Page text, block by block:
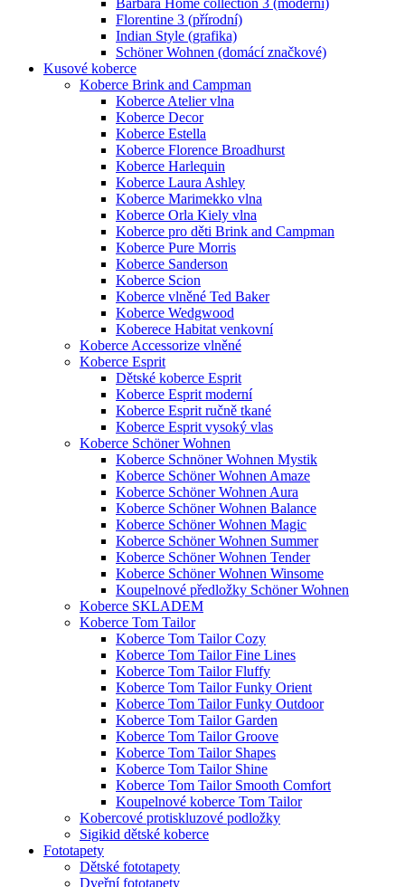
Florentine 3 (přírodní)
Indian Style (grafika)
Schöner Wohnen (domácí značkové)
Kusové koberce
Koberce Brink and Campman
Koberce Atelier vlna
Koberce Decor
Koberce Estella
Koberce Florence Broadhurst
Koberce Harlequin
Koberce Laura Ashley
Koberce Marimekko vlna
Koberce Orla Kiely vlna
Koberce pro děti Brink and Campman
Koberce Pure Morris
Koberce Sanderson
Koberce Scion
Koberce vlněné Ted Baker
Koberce Wedgwood
Koberece Habitat venkovní
Koberce Accessorize vlněné
Koberce Esprit
Dětské koberce Esprit
Koberce Esprit moderní
Koberce Esprit ručně tkané
Koberce Esprit vysoký vlas
Koberce Schöner Wohnen
Koberce Schnöner Wohnen Mystik
Koberce Schöner Wohnen Amaze
Koberce Schöner Wohnen Aura
Koberce Schöner Wohnen Balance
Koberce Schöner Wohnen Magic
Koberce Schöner Wohnen Summer
Koberce Schöner Wohnen Tender
Koberce Schöner Wohnen Winsome
Koupelnové předložky Schöner Wohnen
Koberce SKLADEM
Koberce Tom Tailor
Koberce Tom Tailor Cozy
Koberce Tom Tailor Fine Lines
Koberce Tom Tailor Fluffy
Koberce Tom Tailor Funky Orient
Koberce Tom Tailor Funky Outdoor
Koberce Tom Tailor Garden
Koberce Tom Tailor Groove
Koberce Tom Tailor Shapes
Koberce Tom Tailor Shine
Koberce Tom Tailor Smooth Comfort
Koupelnové koberce Tom Tailor
Kobercové protiskluzové podložky
Sigikid dětské koberce
Fototapety
Dětské fototapety
Dveřní fototapety